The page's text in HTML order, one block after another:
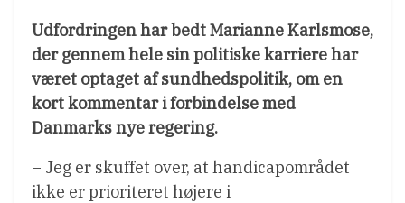
Udfordringen har bedt Marianne Karlsmose,
der gennem hele sin politiske karriere har
været optaget af sundhedspolitik, om en
kort kommentar i forbindelse med
Danmarks nye regering.
– Jeg er skuffet over, at handicapområdet
ikke er prioriteret højere i